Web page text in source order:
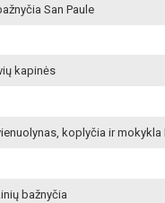
San Paule
kapinės
koplyčia ir
bažnyčia